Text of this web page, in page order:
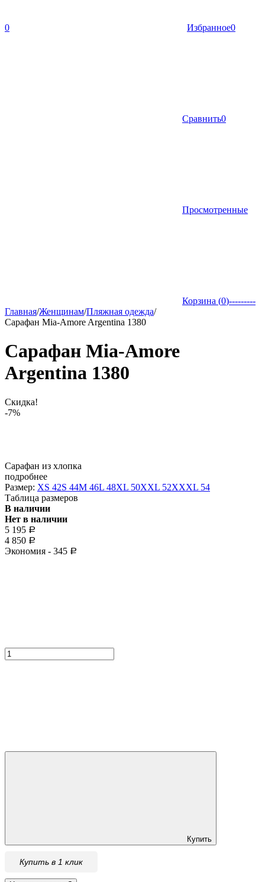
0 Избранное0
Сравнить0
Просмотренные
Корзина (0)---------
Главная/Женщинам/Пляжная одежда/
Сарафан Mia-Amore Argentina 1380
Сарафан Mia-Amore
Argentina 1380
Скидка!
-7%
Сарафан из хлопка
подробнее
Размер: XS 42S 44M 46L 48XL 50XXL 52XXXL 54
Таблица размеров
В наличии
Нет в наличии
5 195 Р
4 850 Р
Экономия - 345 Р
Купить
Купить в 1 клик